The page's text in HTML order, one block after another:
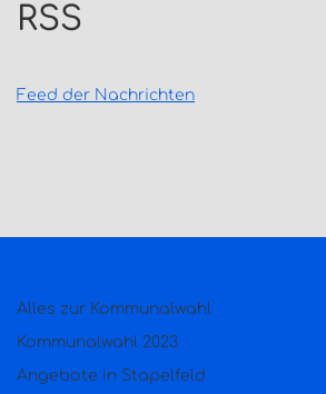
RSS
Feed der Nachrichten
Alles zur Kommunalwahl
Kommunalwahl 2023
Angebote in Stapelfeld